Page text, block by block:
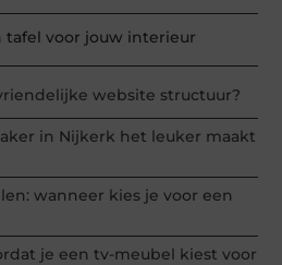
tafel voor jouw interieur
website structuur?
in Nijkerk het leuker maakt
wanneer kies je voor een
je een tv-meubel kiest voor